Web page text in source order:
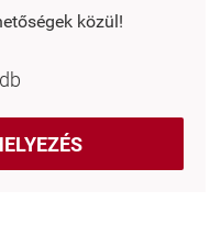
közül!
db